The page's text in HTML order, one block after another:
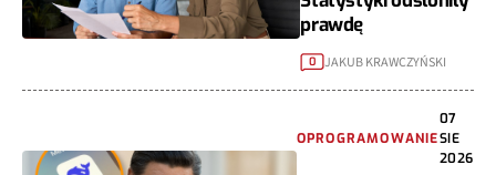
prawdę
0 JAKUB KRAWCZYŃSKI
OPROGRAMOWANIE
07
SIE
2026